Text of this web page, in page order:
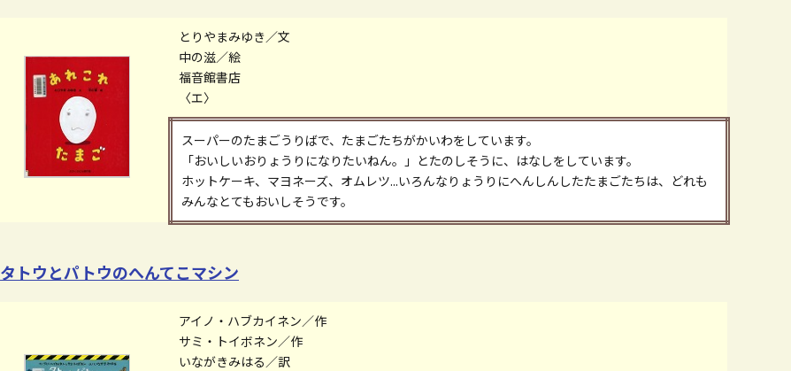
とりやまみゆき／文
中の滋／絵
福音館書店
〈エ〉
スーパーのたまごうりばで、たまごたちがかいわをしています。
「おいしいおりょうりになりたいねん。」とたのしそうに、はなしをしています。
ホットケーキ、マヨネーズ、オムレツ...いろんなりょうりにへんしんしたたまごたちは、どれも
みんなとてもおいしそうです。
タトウとパトウのへんてこマシン
アイノ・ハブカイネン／作
サミ・トイボネン／作
いながきみはる／訳